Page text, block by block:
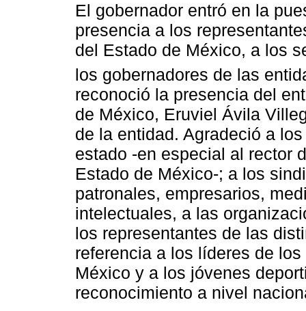
El gobernador entró en la
presencia a los
del Estado de México, a los
los gobernadores de las
reconoció la presencia del
de México, Eruviel Ávila
de la entidad. Agradeció a
estado -en especial al rector
Estado de México-; a los
patronales, empresarios,
intelectuales, a las
los representantes de las
referencia a los líderes de
México y a los jóvenes
reconocimiento a nivel